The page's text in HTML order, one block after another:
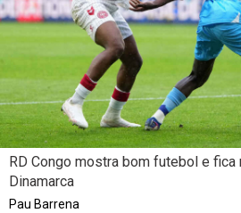
RD Congo mostra bom futebol e fica
Dinamarca
Pau Barrena